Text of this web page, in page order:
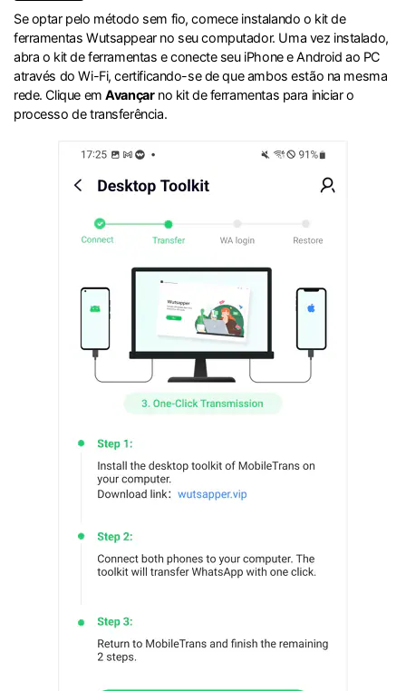
Se optar pelo método sem fio, comece instalando o kit de
ferramentas Wutsappear no seu computador. Uma vez instalado,
abra o kit de ferramentas e conecte seu iPhone e Android ao PC
através do Wi-Fi, certificando-se de que ambos estão na mesma
rede. Clique emAvançarno kit de ferramentas para iniciar o
processo de transferência.